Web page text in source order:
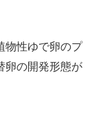
物性ゆで卵のプ
卵の開発形態が